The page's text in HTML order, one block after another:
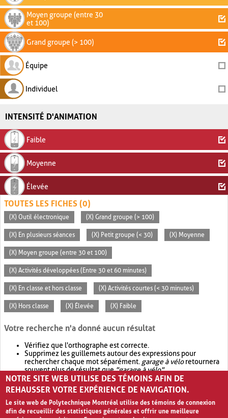
Moyen groupe (entre 30
et 100)
Grand groupe (> 100)
Équipe
Individuel
INTENSITÉ D'ANIMATION
Faible
Moyenne
Élevée
TOUTES LES FICHES (0)
(X) Outil électronique (X) Grand groupe (> 100)
(X) En plusieurs séances (X) Petit groupe (< 30) (X) Moyenne
(X) Moyen groupe (entre 30 et 100)
(X) Activités développées (Entre 30 et 60 minutes)
(X) En classe et hors classe (X) Activités courtes (< 30 minutes)
(X) Hors classe (X) Élevée (X) Faible
Votre recherche n'a donné aucun résultat
Vérifiez que l'orthographe est correcte.
Supprimez les guillemets autour des expressions pour
rechercher chaque mot séparément. garage à véloretournera
souvent plus de résultat que"garage à vélo".
Envisagez d'élargir votre recherche avec OR.garage OR vélo
retournera souvent plus de résultat quegarage à vélo
NOTRE SITE WEB UTILISE DES TÉMOINS AFIN DE
REHAUSSER VOTRE EXPÉRIENCE DE NAVIGATION.
Le site web de Polytechnique Montréal utilise des témoins de connexion
afin de recueillir des statistiques générales et offrir une meilleure